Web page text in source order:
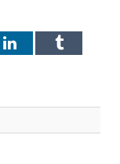
LinkedInTumblr